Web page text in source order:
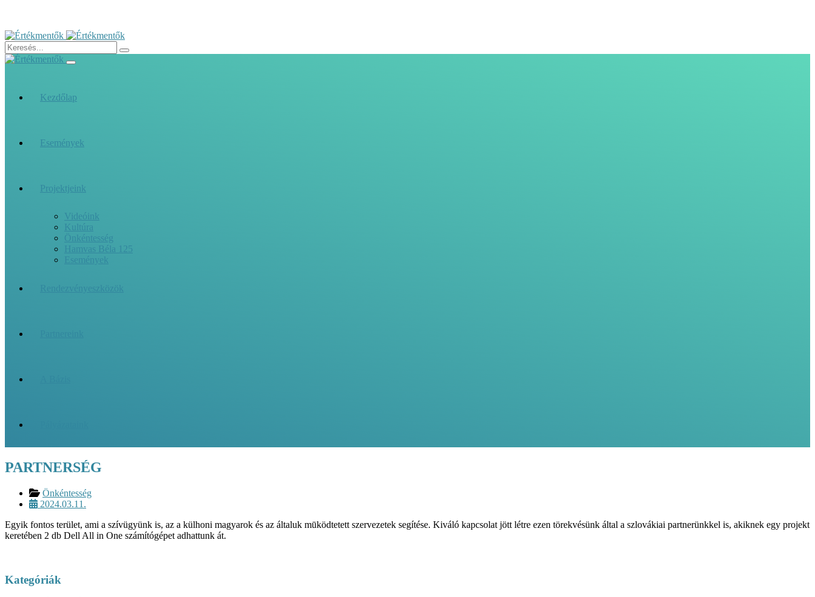
Kezdőlap
Események
Projektjeink
Videóink
Kultúra
Önkéntesség
Hamvas Béla 125
Események
Rendezvényeszközök
PARTNERSÉG
Önkéntesség
2024.03.11.
Egyik fontos terület, ami a szívügyünk is, az a külhoni magyarok és az általuk mūködtetett szervezetek segítése. Kiváló kapcsolat jött létre ezen törekvésünk által a szlovákiai partnerünkkel is, akiknek egy projekt
keretében 2 db Dell All in One számítógépet adhattunk át.
Kategóriák